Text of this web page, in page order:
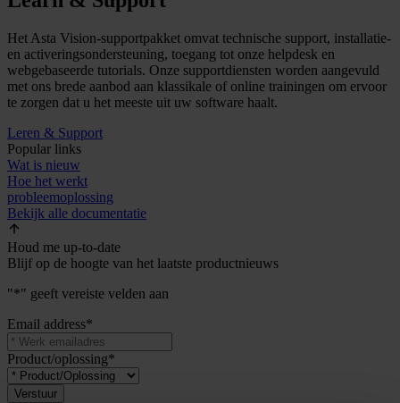
Het Asta Vision-supportpakket omvat technische support, installatie-
en activeringsondersteuning, toegang tot onze helpdesk en
webgebaseerde tutorials. Onze supportdiensten worden aangevuld
met ons brede aanbod aan klassikale of online trainingen om ervoor
te zorgen dat u het meeste uit uw software haalt.
Leren & Support
Popular links
Wat is nieuw
Hoe het werkt
probleemoplossing
Bekijk alle documentatie
Houd me up-to-date
Blijf op de hoogte van het laatste productnieuws
"*" geeft vereiste velden aan
Email address*
Product/oplossing*